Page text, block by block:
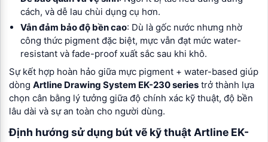
cách, và dễ lau chùi dụng cụ hơn.
Vẫn đảm bảo độ bền cao: Dù là gốc nước nhưng nhờ
công thức pigment đặc biệt, mực vẫn đạt mức water-
resistant và fade-proof xuất sắc sau khi khô.
Sự kết hợp hoàn hảo giữa mực pigment + water-based giúp
dòng Artline Drawing System EK-230 series trở thành lựa
chọn cân bằng lý tưởng giữa độ chính xác kỹ thuật, độ bền
lâu dài và sự an toàn cho người dùng.
Định hướng sử dụng bút vẽ kỹ thuật Artline EK-